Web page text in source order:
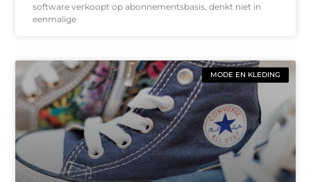
software verkoopt op abonnementsbasis, denkt niet in
eenmalige
MODE EN KLEDING